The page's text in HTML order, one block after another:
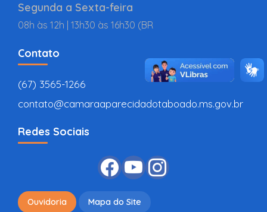
Segunda a Sexta-feira
08h às 12h | 13h30 às 16h30 (BR
Contato
(67) 3565-1266
contato@camaraaparecidadotaboado.ms.gov.br
Redes Sociais
Ouvidoria Mapa do Site